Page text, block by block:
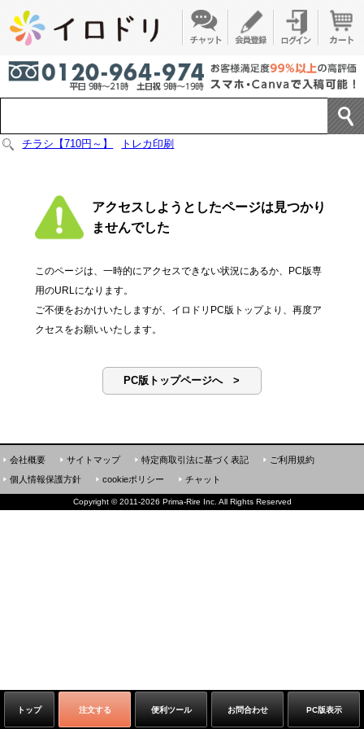
チラシ【710円～】 トレカ印刷
アクセスしようとしたページは見つかり
ませんでした
このページは、一時的にアクセスできない状況にあるか、PC版専
用のURLになります。
ご不便をおかけいたしますが、イロドリPC版トップより、再度ア
クセスをお願いいたします。
PC版トップページへ >
トップ 注文する 便利ツール お問合わせ PC版表示
会社概要 サイトマップ 特定商取引法に基づく表記
ご利用規約
個人情報保護方針
cookieポリシー チャット
Copyright ©2011-2026 Prima-Rire Inc. All Rights Reserved